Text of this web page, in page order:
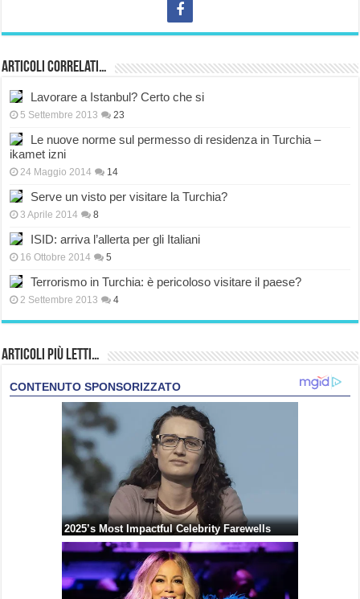
Articoli correlati…
Lavorare a Istanbul? Certo che si
5 Settembre 2013 23
Le nuove norme sul permesso di residenza in Turchia –
ikamet izni
24 Maggio 2014 14
Serve un visto per visitare la Turchia?
3 Aprile 2014 8
ISID: arriva l’allerta per gli Italiani
16 Ottobre 2014 5
Terrorismo in Turchia: è pericoloso visitare il paese?
2 Settembre 2013 4
Articoli più Letti…